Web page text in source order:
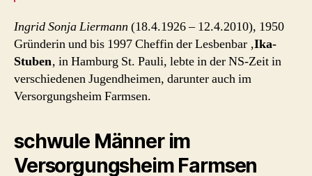
Ingrid Sonja Liermann (18.4.1926 – 12.4.2010), 1950
Gründerin und bis 1997 Cheffin der Lesbenbar ‚Ika-
Stuben‚ in Hamburg St. Pauli, lebte in der NS-Zeit in
verschiedenen Jugendheimen, darunter auch im
Versorgungsheim Farmsen.
schwule Männer im
Versorgungsheim Farmsen